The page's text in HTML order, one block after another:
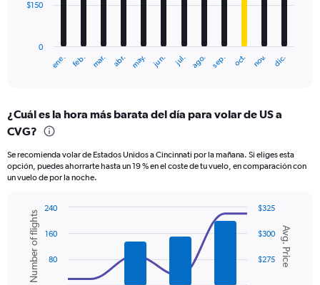
The
Range:
12
The
chart
axis
displaying
values.
Range:
ene. feb. mar. abr. may. jun. jul. ago. sep. oct. nov. dic.
0
$150
¿Cuál es la hora más barata del día para volar de US a
CVG?
Se recomienda volar de Estados Unidos a Cincinnati por la mañana. Si eliges esta
opción, puedes ahorrarte hasta un 19 % en el coste de tu vuelo, en comparación con
un vuelo de por la noche.
Combination
chart
with
data
series.
Chart
graphic.
Avg. Price
Number of flights $275
$300
$325
80
160
240